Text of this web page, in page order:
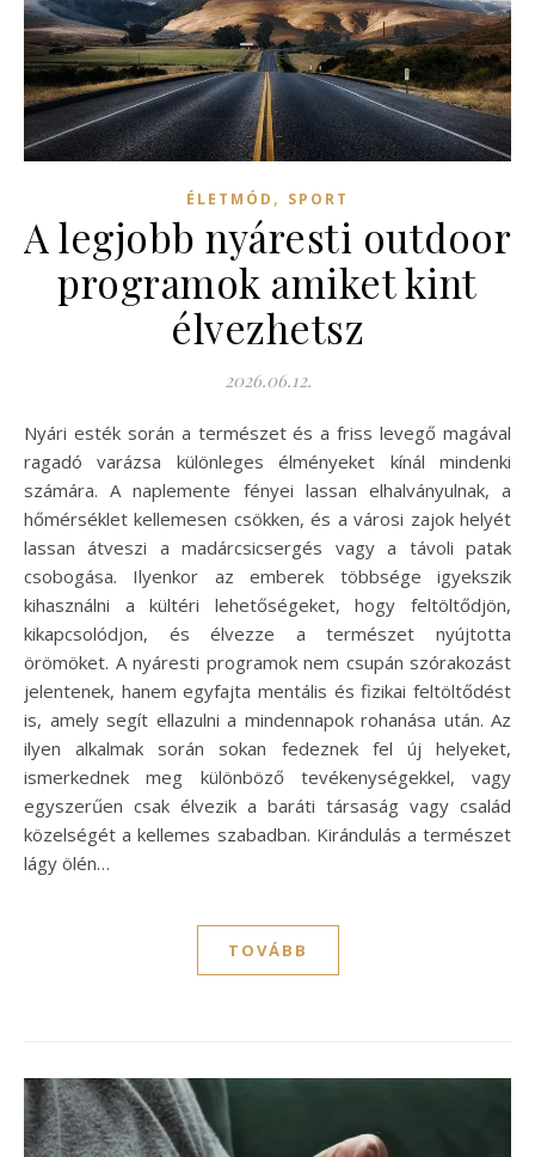
ÉLETMÓD , SPORT
A legjobb nyáresti outdoor
programok amiket kint
élvezhetsz
2026.06.12.
Nyári esték során a természet és a friss levegő magával
ragadó varázsa különleges élményeket kínál mindenki
számára. A naplemente fényei lassan elhalványulnak, a
hőmérséklet kellemesen csökken, és a városi zajok helyét
lassan átveszi a madárcsicsergés vagy a távoli patak
csobogása. Ilyenkor az emberek többsége igyekszik
kihasználni a kültéri lehetőségeket, hogy feltöltődjön,
kikapcsolódjon, és élvezze a természet nyújtotta
örömöket. A nyáresti programok nem csupán szórakozást
jelentenek, hanem egyfajta mentális és fizikai feltöltődést
is, amely segít ellazulni a mindennapok rohanása után. Az
ilyen alkalmak során sokan fedeznek fel új helyeket,
ismerkednek meg különböző tevékenységekkel, vagy
egyszerűen csak élvezik a baráti társaság vagy család
közelségét a kellemes szabadban. Kirándulás a természet
lágy ölén…
TOVÁBB